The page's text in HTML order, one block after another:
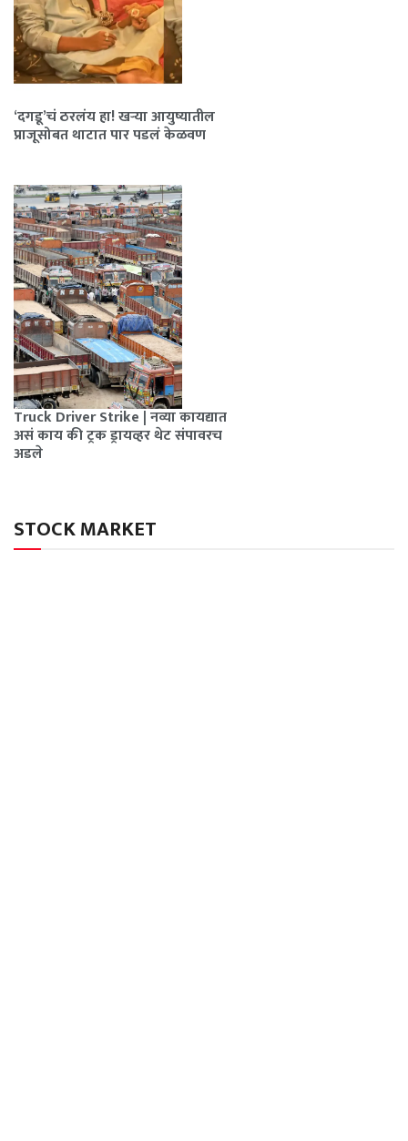
‘दगडू’चं ठरलंय हा! खऱ्या आयुष्यातील
प्राजूसोबत थाटात पार पडलं केळवण
Truck Driver Strike | नव्या कायद्यात
असं काय की ट्रक ड्रायव्हर थेट संपावरच
अडले
STOCK MARKET